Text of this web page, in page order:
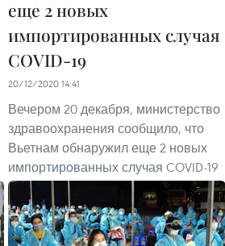
еще 2 новых
импортированных случая
COVID-19
20/12/2020 14:41
Вечером 20 декабря, министерство
здравоохранения сообщило, что
Вьетнам обнаружил еще 2 новых
импортированных случая COVID-19